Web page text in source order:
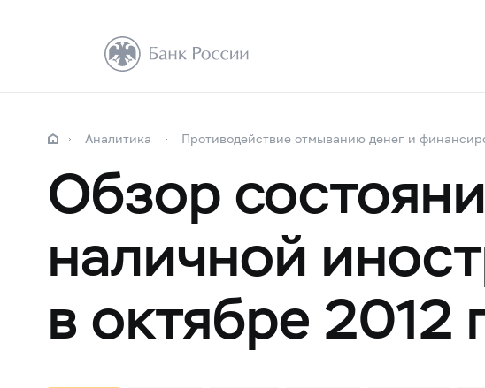
Аналитика Противодействие отмыванию денег и
Обзор
наличной
в октябре 2012